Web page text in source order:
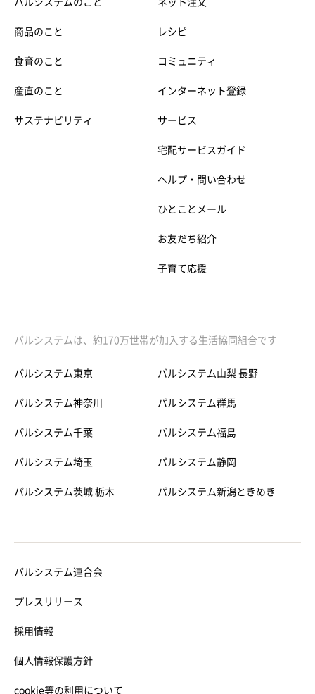
商品のこと
食育のこと
産直のこと
サステナビリティ
レシピ
コミュニティ
インターネット登録
サービス
宅配サービスガイド
ヘルプ・問い合わせ
ひとことメール
お友だち紹介
子育て応援
パルシステムは、約170万世帯が加入する生活協同組合です
パルシステム東京
パルシステム神奈川
パルシステム千葉
パルシステム埼玉
パルシステム茨城 栃木
パルシステム山梨 長野
パルシステム群馬
パルシステム福島
パルシステム静岡
パルシステム新潟ときめき
パルシステム連合会
プレスリリース
採用情報
個人情報保護方針
cookie等の利用について